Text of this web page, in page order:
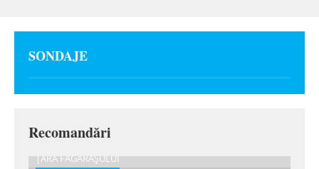
SONDAJE
Recomandări
ȚARA FĂGĂRAȘULUI